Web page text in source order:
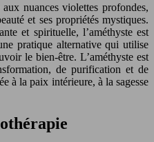
nuances violettes profondes,
et ses propriétés mystiques.
et spirituelle, l’améthyste est
pratique alternative qui utilise
le bien-être. L’améthyste est
de purification et de
à la paix intérieure, à la sagesse